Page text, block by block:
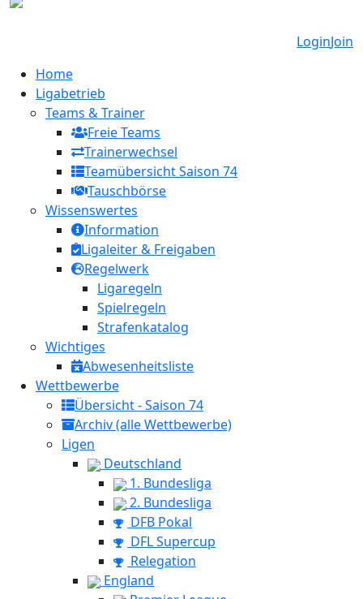
LoginJoin
Home
Ligabetrieb
Teams & Trainer
Freie Teams
Trainerwechsel
Teamübersicht Saison 74
Tauschbörse
Wissenswertes
Information
Ligaleiter & Freigaben
Regelwerk
Ligaregeln
Spielregeln
Strafenkatalog
Wichtiges
Abwesenheitsliste
Wettbewerbe
Übersicht - Saison 74
Archiv (alle Wettbewerbe)
Ligen
Deutschland
1. Bundesliga
2. Bundesliga
DFB Pokal
DFL Supercup
Relegation
England